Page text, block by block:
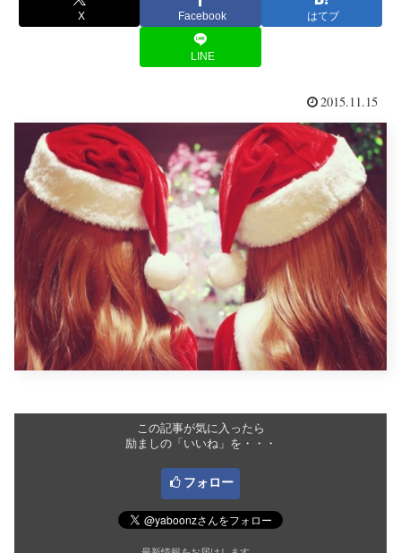
X Facebook はてブ
LINE
2015.11.15
この記事が気に入ったら
励ましの「いいね」を・・・
フォロー